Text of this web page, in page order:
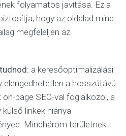
folyamatos javítása. Ez a
hogy az oldalad mind
megfeleljen az
a keresőoptimalizálási
a hosszútávú
page SEO-val foglalkozol, a
linkek hiánya
Mindhárom területnek